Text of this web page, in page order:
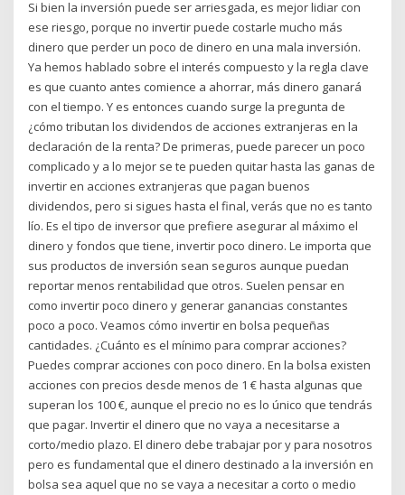
Si bien la inversión puede ser arriesgada, es mejor lidiar con
ese riesgo, porque no invertir puede costarle mucho más
dinero que perder un poco de dinero en una mala inversión.
Ya hemos hablado sobre el interés compuesto y la regla clave
es que cuanto antes comience a ahorrar, más dinero ganará
con el tiempo. Y es entonces cuando surge la pregunta de
¿cómo tributan los dividendos de acciones extranjeras en la
declaración de la renta? De primeras, puede parecer un poco
complicado y a lo mejor se te pueden quitar hasta las ganas de
invertir en acciones extranjeras que pagan buenos
dividendos, pero si sigues hasta el final, verás que no es tanto
lío. Es el tipo de inversor que prefiere asegurar al máximo el
dinero y fondos que tiene, invertir poco dinero. Le importa que
sus productos de inversión sean seguros aunque puedan
reportar menos rentabilidad que otros. Suelen pensar en
como invertir poco dinero y generar ganancias constantes
poco a poco. Veamos cómo invertir en bolsa pequeñas
cantidades. ¿Cuánto es el mínimo para comprar acciones?
Puedes comprar acciones con poco dinero. En la bolsa existen
acciones con precios desde menos de 1 € hasta algunas que
superan los 100 €, aunque el precio no es lo único que tendrás
que pagar. Invertir el dinero que no vaya a necesitarse a
corto/medio plazo. El dinero debe trabajar por y para nosotros
pero es fundamental que el dinero destinado a la inversión en
bolsa sea aquel que no se vaya a necesitar a corto o medio